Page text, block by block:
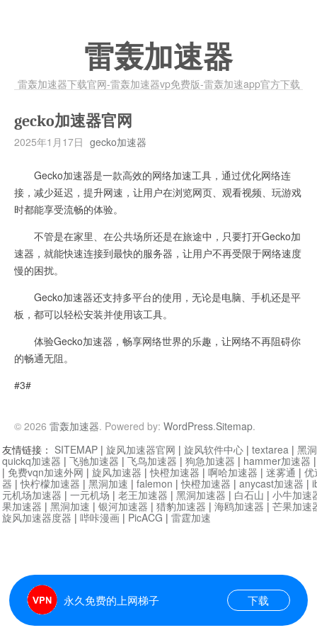
雷轰加速器
雷轰加速器下载官网-雷轰加速器vp免费版-雷轰加速app官方下载
gecko加速器官网
2025年1月17日 gecko加速器
Gecko加速器是一款高效的网络加速工具，通过优化网络连
接，减少延迟，提升网速，让用户在浏览网页、观看视频、玩游戏
时都能享受流畅的体验。
不管是在家里、在公共场所还是在旅途中，只要打开Gecko加
速器，就能快速连接到最快的服务器，让用户不再受限于网络速度
慢的困扰。
Gecko加速器还支持多平台的使用，无论是电脑、手机还是平
板，都可以轻松安装并使用该工具。
体验Gecko加速器，畅享网络世界的乐趣，让网络不再阻碍你
的畅通无阻。
#3#
© 2026 雷轰加速器. Powered by: WordPress.Sitemap.
永久免费的上网梯子 下载
友情链接： SITEMAP | 旋风加速器官网 | 旋风软件中心 | textarea | 黑
quickq加速器 | 飞驰加速器 | 飞鸟加速器 | 狗急加速器 | hammer加速器
| 免费vqn加速外网 | 旋风加速器 |快橙加速器 | 啊哈加速器 | 迷雾通 | 优
器 |快柠檬加速器 | 黑洞加速 | falemon |快橙加速器 | anycast加速器 |
元机场加速器 | 一元机场 | 老王加速器 | 黑洞加速器 | 白石山 | 小牛加速
果加速器 | 黑洞加速 | 银河加速器 | 猎豹加速器 | 海鸥加速器 | 芒果加速
旋风加速器度器 | 哔咔漫画 | PicACG | 雷霆加速